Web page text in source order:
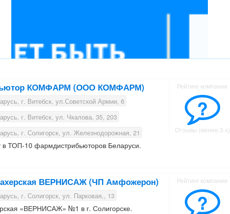
КОМФАРМ (ООО КОМФАРМ)
г. Витебск, ул.Советской Армии, 6
г. Витебск, ул. Чкалова, 35, 203
г. Солигорск, ул. Железнодорожная, 21
ТОП-10 фармдистрибьюторов Беларуси.
Рейтинг компании
?
Отзывы (менее 3-х)
ВЕРНИСАЖ (ЧП Амфожерон)
г. Солигорск, ул. Парковая,, 13
«ВЕРНИСАЖ» №1 в г. Солигорске.
Рейтинг компании
?